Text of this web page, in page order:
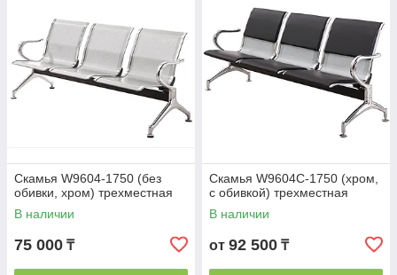
Скамья W9604-1750 (без
обивки, хром) трехместная
В наличии
75 000 ₸
Скамья W9604C-1750 (хром,
с обивкой) трехместная
В наличии
от 92 500 ₸